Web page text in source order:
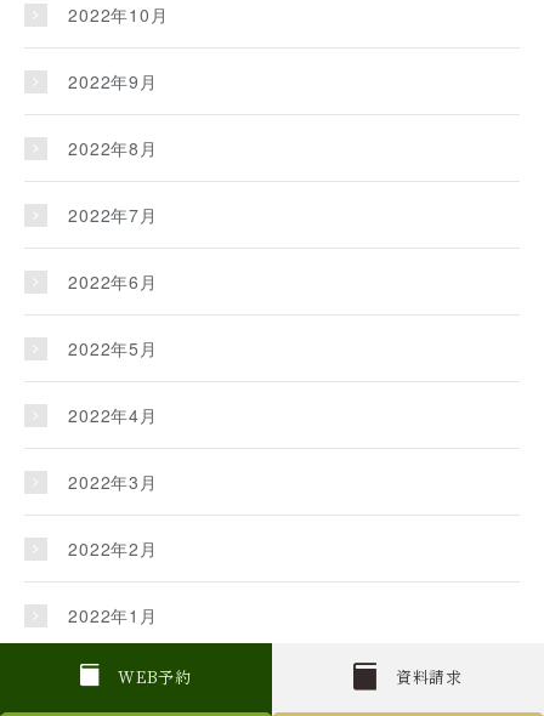
W EB予約 資料請求
2022年10月
2022年9月
2022年8月
2022年7月
2022年6月
2022年5月
2022年4月
2022年3月
2022年2月
2022年1月
2021年12月